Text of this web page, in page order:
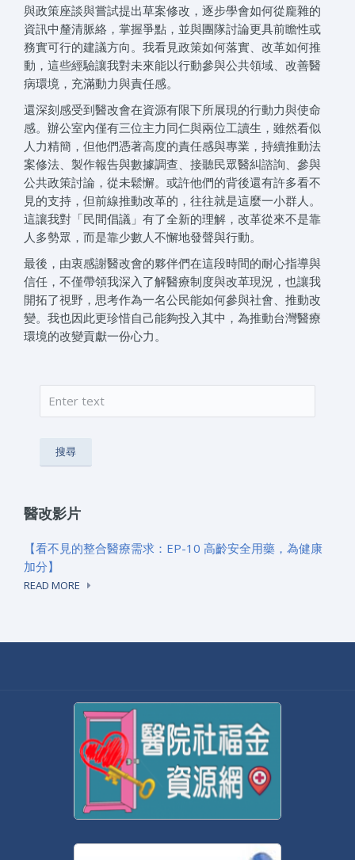
與政策座談與嘗試提出草案修改，逐步學會如何從龐雜的
資訊中釐清脈絡，掌握爭點，並與團隊討論更具前瞻性或
務實可行的建議方向。我看見政策如何落實、改革如何推
動，這些經驗讓我對未來能以行動參與公共領域、改善醫
病環境，充滿動力與責任感。
還深刻感受到醫改會在資源有限下所展現的行動力與使命
感。辦公室內僅有三位主力同仁與兩位工讀生，雖然看似
人力精簡，但他們憑著高度的責任感與專業，持續推動法
案修法、製作報告與數據調查、接聽民眾醫糾諮詢、參與
公共政策討論，從未鬆懈。或許他們的背後還有許多看不
見的支持，但前線推動改革的，往往就是這麼一小群人。
這讓我對「民間倡議」有了全新的理解，改革從來不是靠
人多勢眾，而是靠少數人不懈地發聲與行動。
最後，由衷感謝醫改會的夥伴們在這段時間的耐心指導與
信任，不僅帶領我深入了解醫療制度與改革現況，也讓我
開拓了視野，思考作為一名公民能如何參與社會、推動改
變。我也因此更珍惜自己能夠投入其中，為推動台灣醫療
環境的改變貢獻一份心力。
搜尋表單
醫改影片
【看不見的整合醫療需求：EP-10 高齡安全用藥，為健康
加分】
READ MORE